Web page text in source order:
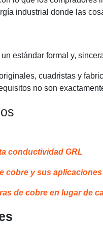
industrial donde las
estándar formal y,
cuadristas y
no son
conductividad GRL
cobre y sus
de cobre en lugar de